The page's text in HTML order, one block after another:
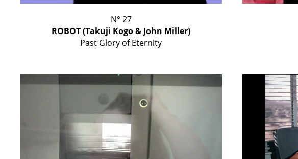
N° 27
ROBOT (Takuji Kogo & John Miller)
Past Glory of Eternity